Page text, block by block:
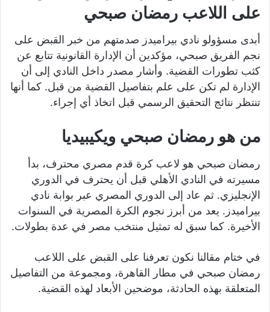
على اللاعب رمضان صبحي
أبدى مسؤولو نادي بيراميدز صدمتهم من خبر القبض على
نجم الفريق صبحي، مؤكدين أن الإدارة القانونية تتابع عن
كثب تطورات القضية. وأشار مصدر داخل النادي إلى أن
الإدارة لم تكن على علم بتفاصيل القضية من قبل. كما أنها
تنتظر نتائج التحقيق الرسمي قبل اتخاذ أي إجراء.
من هو رمضان صبحي ويكيبيديا
رمضان صبحي هو لاعب كرة قدم مصري محترف، بدأ
مسيرته في النادي الأهلي قبل أن يحترف في الدوري
الإنجليزي. ثم عاد إلى الدوري المصري عبر بوابة نادي
بيراميدز. يعد من أبرز نجوم الكرة المصرية في السنوات
الأخيرة. كما سبق له تمثيل منتخب مصر في عدة بطولات.
في ختام مقالنا نكون تعرفنا على القبض على اللاعب
رمضان صبحي في مطار القاهرة، ومجموعة من التفاصيل
المتعلقة بهذه الحادثة، موضحين الأبعاد لهذه القضية.